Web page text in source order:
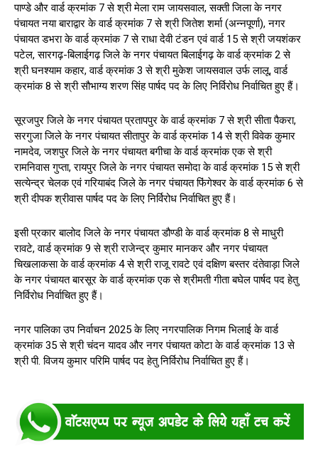
पाण्डे और वार्ड क्रमांक 7 से श्री मेला राम जायसवाल, सक्ती जिला के नगर
पंचायत नया बाराद्वार के वार्ड क्रमांक 7 से श्री जितेश शर्मा (अन्नपूर्णा), नगर
पंचायत डभरा के वार्ड क्रमांक 7 से राधा देवी टंडन एवं वार्ड 15 से श्री जयशंकर
पटेल, सारगढ़-बिलाईगढ़ जिले के नगर पंचायत बिलाईगढ़ के वार्ड क्रमांक 2 से
श्री घनश्याम कहार, वार्ड क्रमांक 3 से श्री मुकेश जायसवाल उर्फ लालू, वार्ड
क्रमांक 8 से श्री सौभाग्य शरण सिंह पार्षद पद के लिए निर्विरोध निर्वाचित हुए हैं।
सूरजपुर जिले के नगर पंचायत प्रतापपुर के वार्ड क्रमांक 7 से श्री सीता पैकरा,
सरगुजा जिले के नगर पंचायत सीतापुर के वार्ड क्रमांक 14 से श्री विवेक कुमार
नामदेव, जशपुर जिले के नगर पंचायत बगीचा के वार्ड क्रमांक एक से श्री
रामनिवास गुप्ता, रायपुर जिले के नगर पंचायत समोदा के वार्ड क्रमांक 15 से श्री
सत्येन्द्र चेलक एवं गरियाबंद जिले के नगर पंचायत फिंगेश्वर के वार्ड क्रमांक 6 से
श्री दीपक श्रीवास पार्षद पद के लिए निर्विरोध निर्वाचित हुए हैं।
इसी प्रकार बालोद जिले के नगर पंचायत डौण्डी के वार्ड क्रमांक 8 से माधुरी
रावटे, वार्ड क्रमांक 9 से श्री राजेन्द्र कुमार मानकर और नगर पंचायत
चिखलाकसा के वार्ड क्रमांक 4 से श्री राजू रावटे एवं दक्षिण बस्तर दंतेवाड़ा जिले
के नगर पंचायत बारसूर के वार्ड क्रमांक एक से श्रीमती गीता बघेल पार्षद पद हेतु
निर्विरोध निर्वाचित हुए हैं।
नगर पालिका उप निर्वाचन 2025 के लिए नगरपालिक निगम भिलाई के वार्ड
क्रमांक 35 से श्री चंदन यादव और नगर पंचायत कोटा के वार्ड क्रमांक 13 से
श्री पी. विजय कुमार परिमि पार्षद पद हेतु निर्विरोध निर्वाचित हुए हैं।